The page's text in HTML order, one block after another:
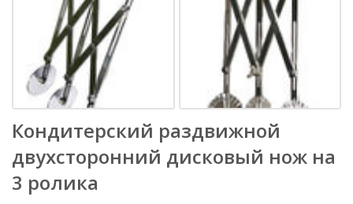
Кондитерский раздвижной
двухсторонний дисковый нож на
3 ролика